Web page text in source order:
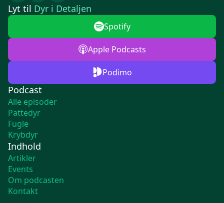
Podcast
Alle episoder
Pattedyr
Fugle
Krybdyr
Indhold
Artikler
Events
Om podcasten
Kontakt
Lyt til Dyr i Detaljen
Spotify
Apple Podcasts
Podimo